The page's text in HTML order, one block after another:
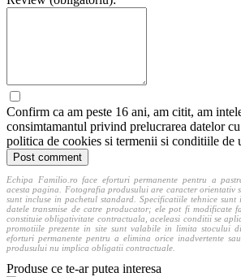
Confirm ca am peste 16 ani, am citit, am
consimtamantul privind prelucrarea datelor
politica de cookies si termenii si conditiile de
Echipa Familio.ro face eforturi permanente pentru a
acesta pagina. Fotografia produsului are caracter orientativ
sunt incluse in pachetul standard. Specificatiile tehnice
datele transmise de catre producator; ele pot fi modificate
constituie obligativitate contractuala, aceleasi conditii se
promotiile prezente in site sunt valabile in limita stocului
eforturi permanente pentru a elimina orice inadvertente
produsului nu implica obligatii contractuale.
Produse ce te-ar putea interesa